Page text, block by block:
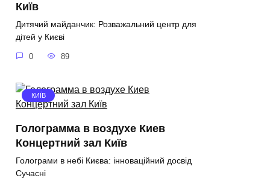
Київ
Дитячий майданчик: Розважальний центр для
дітей у Києві
0 89
КИЇВ
Голограмма в воздухе Киев
Концертний зал Київ
Голограми в небі Києва: інноваційний досвід
Сучасні